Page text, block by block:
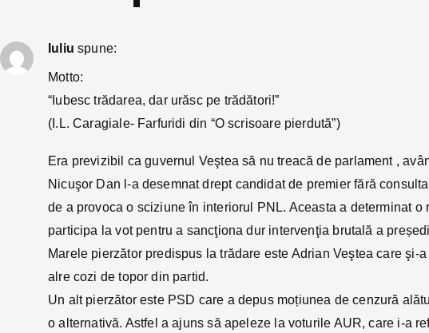
Iuliu spune:
Motto:
“Iubesc trădarea, dar urăsc pe trădători!”
(I.L. Caragiale- Farfuridi din “O scrisoare pierdută”)
Era previzibil ca guvernul Veştea să nu treacă de parlament ,
Nicuşor Dan l-a desemnat drept candidat de premier fără
de a provoca o sciziune în interiorul PNL. Aceasta a determinat
participa la vot pentru a sancţiona dur intervenţia brutală a
Marele pierzător predispus la trădare este Adrian Veştea care
alre cozi de topor din partid.
Un alt pierzător este PSD care a depus moțiunea de cenzură
o alternativă. Astfel a ajuns să apeleze la voturile AUR, care i-a